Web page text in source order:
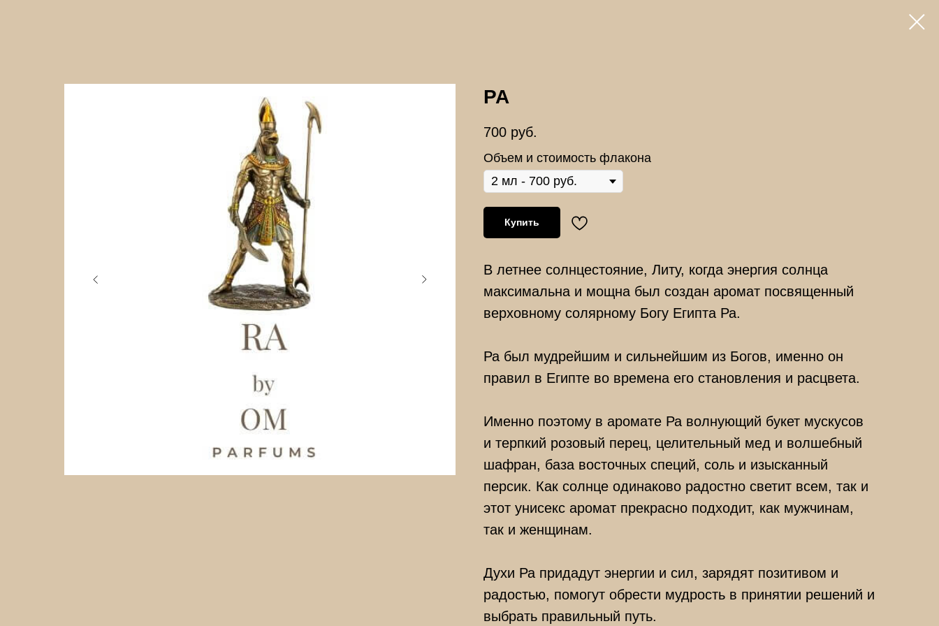
РА
700 руб.
Объем и стоимость флакона
Купить
В летнее солнцестояние, Литу, когда энергия солнца
максимальна и мощна был создан аромат посвященный
верховному солярному Богу Египта Ра.
Ра был мудрейшим и сильнейшим из Богов, именно он
правил в Египте во времена его становления и расцвета.
Именно поэтому в аромате Ра волнующий букет мускусов
и терпкий розовый перец, целительный мед и волшебный
шафран, база восточных специй, соль и изысканный
персик. Как солнце одинаково радостно светит всем, так и
этот унисекс аромат прекрасно подходит, как мужчинам,
так и женщинам.
Духи Ра придадут энергии и сил, зарядят позитивом и
радостью, помогут обрести мудрость в принятии решений и
выбрать правильный путь.